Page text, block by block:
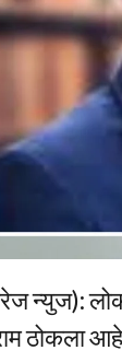
न्युज):
ठोकला